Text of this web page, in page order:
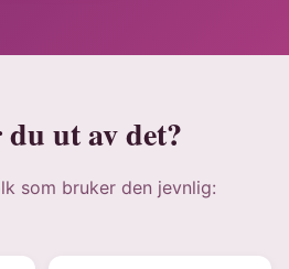
ut av det?
som bruker den jevnlig: